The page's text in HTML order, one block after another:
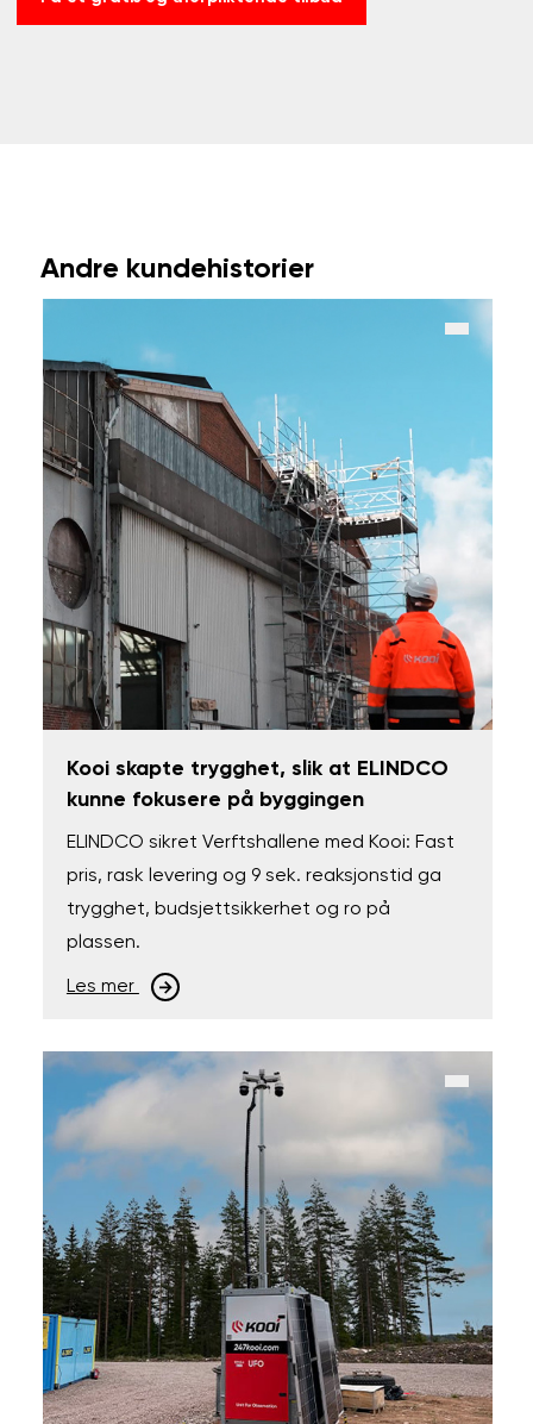
Andre kundehistorier
Kooi skapte trygghet, slik at ELINDCO
kunne fokusere på byggingen
ELINDCO sikret Verftshallene med Kooi: Fast
pris, rask levering og 9 sek. reaksjonstid ga
trygghet, budsjettsikkerhet og ro på
plassen.
Les mer